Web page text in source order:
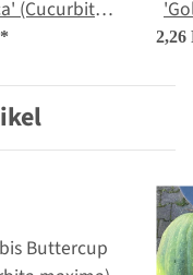
(Cucurbita
Bio
*